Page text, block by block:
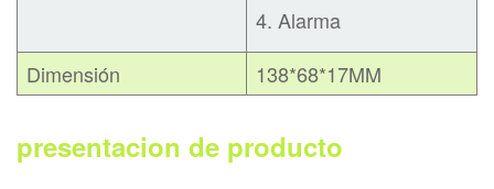
4. Alarma
Dimensión
138*68*17MM
presentacion de producto